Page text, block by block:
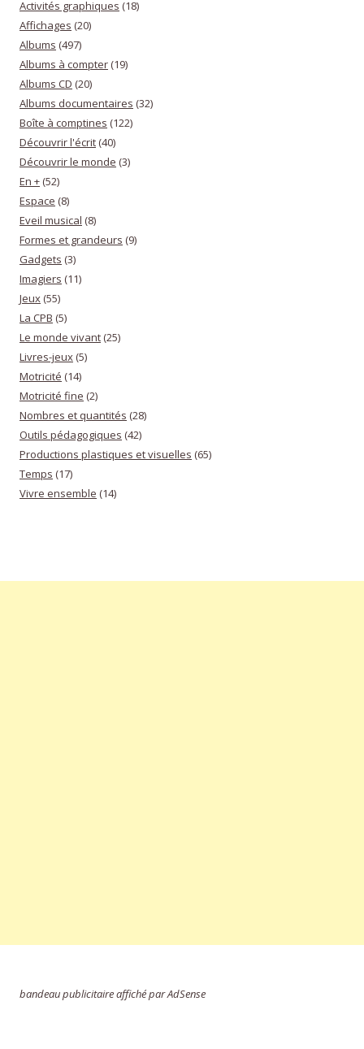
Activités graphiques (18)
Affichages (20)
Albums (497)
Albums à compter (19)
Albums CD (20)
Albums documentaires (32)
Boîte à comptines (122)
Découvrir l'écrit (40)
Découvrir le monde (3)
En + (52)
Espace (8)
Eveil musical (8)
Formes et grandeurs (9)
Gadgets (3)
Imagiers (11)
Jeux (55)
La CPB (5)
Le monde vivant (25)
Livres-jeux (5)
Motricité (14)
Motricité fine (2)
Nombres et quantités (28)
Outils pédagogiques (42)
Productions plastiques et visuelles (65)
Temps (17)
Vivre ensemble (14)
bandeau publicitaire affiché par AdSense